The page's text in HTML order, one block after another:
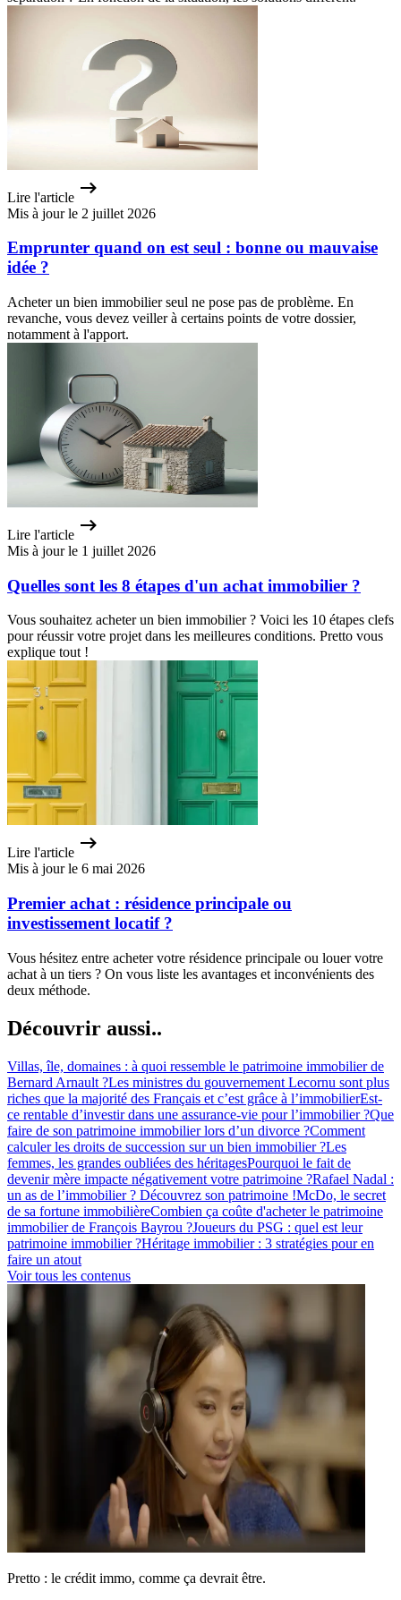
Lire l'article
Mis à jour le 2 juillet 2026
Emprunter quand on est seul : bonne ou mauvaise
idée ?
Acheter un bien immobilier seul ne pose pas de problème. En
revanche, vous devez veiller à certains points de votre dossier,
notamment à l'apport.
Lire l'article
Mis à jour le 1 juillet 2026
Quelles sont les 8 étapes d'un achat immobilier ?
Vous souhaitez acheter un bien immobilier ? Voici les 10 étapes clefs
pour réussir votre projet dans les meilleures conditions. Pretto vous
explique tout !
Lire l'article
Mis à jour le 6 mai 2026
Premier achat : résidence principale ou
investissement locatif ?
Vous hésitez entre acheter votre résidence principale ou louer votre
achat à un tiers ? On vous liste les avantages et inconvénients des
deux méthode.
Découvrir aussi..
Villas, île, domaines : à quoi ressemble le patrimoine immobilier de
Bernard Arnault ?Les ministres du gouvernement Lecornu sont plus
riches que la majorité des Français et c’est grâce à l’immobilierEst-
ce rentable d’investir dans une assurance-vie pour l’immobilier ?Que
faire de son patrimoine immobilier lors d’un divorce ?Comment
calculer les droits de succession sur un bien immobilier ?Les
femmes, les grandes oubliées des héritagesPourquoi le fait de
devenir mère impacte négativement votre patrimoine ?Rafael Nadal :
un as de l’immobilier ? Découvrez son patrimoine !McDo, le secret
de sa fortune immobilièreCombien ça coûte d'acheter le patrimoine
immobilier de François Bayrou ?Joueurs du PSG : quel est leur
patrimoine immobilier ?Héritage immobilier : 3 stratégies pour en
faire un atout
Voir tous les contenus
Pretto : le crédit immo, comme ça devrait être.